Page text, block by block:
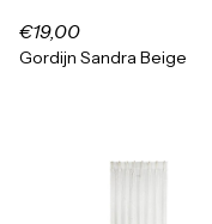
€19,00
Gordijn Sandra Beige